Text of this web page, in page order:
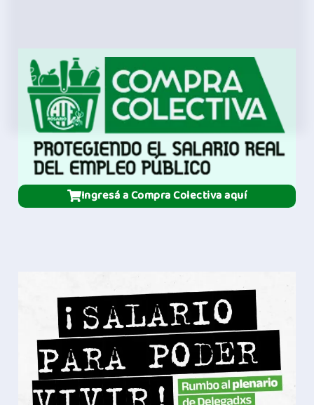
Ingresá a Compra Colectiva aquí